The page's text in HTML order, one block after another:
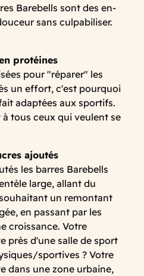
Barebells sont des en-
sans culpabiliser.
protéines
pour "réparer" les
un effort, c'est pourquoi
adaptées aux sportifs.
tous ceux qui veulent se
ajoutés
les barres Barebells
large, allant du
un remontant
en passant par les
croissance. Votre
près d'une salle de sport
sportives ? Votre
dans une zone urbaine,